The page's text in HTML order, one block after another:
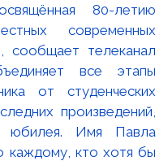
80-летию
современных
сообщает телеканал
все этапы
от студенческих
произведений,
юбилея. Имя Павла
кто хотя бы